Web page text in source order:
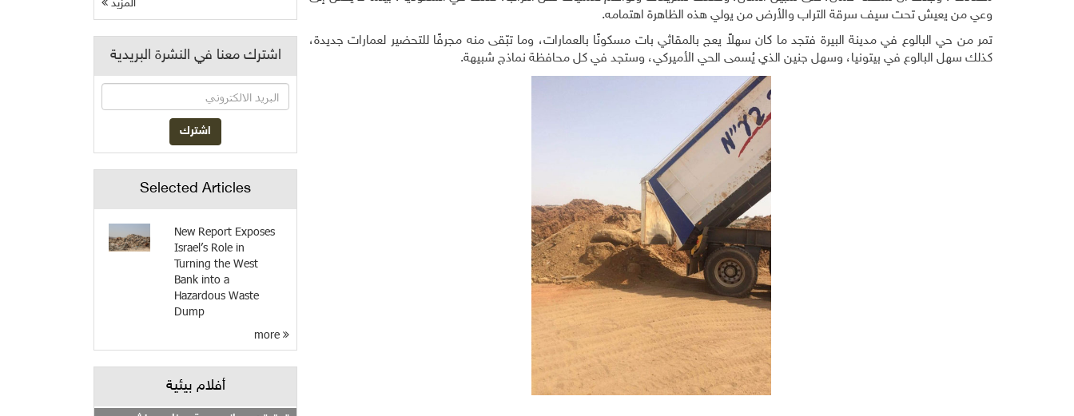
وعي من يعيش تحت سيف سرقة التراب والأرض من يولي هذه الظاهرة اهتمامه.
تمر من حي البالوع في مدينة البيرة فتجد ما كان سهلاً يعج بالمقاثي بات مسكونًا بالعمارات، وما تبّقى منه مجرفًا للتحضير لعمارات جديدة،
كذلك سهل البالوع في بيتونيا، وسهل جنين الذي يُسمى الحي الأميركي، وستجد في كل محافظة نماذج شبيهة.
المزيد
اشترك معنا في النشرة البريدية
Selected Articles
New Report Exposes
Israel’s Role in
Turning the West
Bank into a
Hazardous Waste
Dump
أفلام بيئية